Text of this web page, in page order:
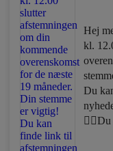
Hej
kl.
Du